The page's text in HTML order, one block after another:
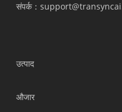
संपर्क：
उत्पाद
औजार